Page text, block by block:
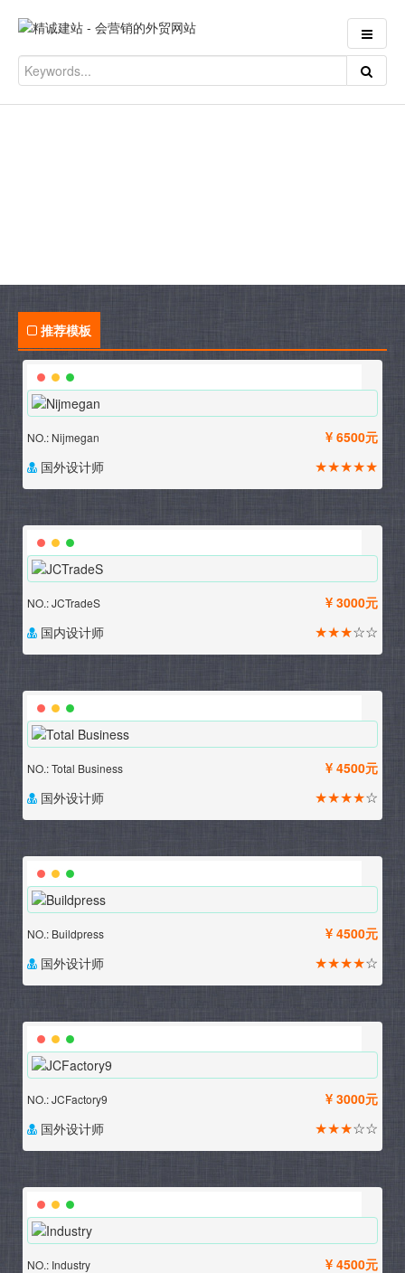
推荐模板
6500元
NO.: Nijmegan
★★★★★
国外设计师
3000元
NO.: JCTradeS
★★★☆☆
国内设计师
4500元
NO.: Total Business
★★★★☆
国外设计师
4500元
NO.: Buildpress
★★★★☆
国外设计师
3000元
NO.: JCFactory9
★★★☆☆
国外设计师
4500元
NO.: Industry